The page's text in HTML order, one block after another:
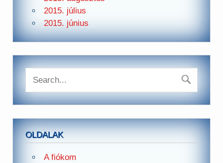
2015. július
2015. június
OLDALAK
A fiókom